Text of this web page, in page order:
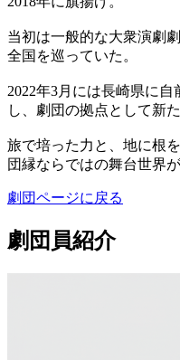
当初は一般的な大衆演劇
全国を巡っていた。
2022年3月には長崎県に
し、劇団の拠点として新
旅で培った力と、地に根
団縁ならではの舞台世界が
劇団ページに戻る
劇団員紹介